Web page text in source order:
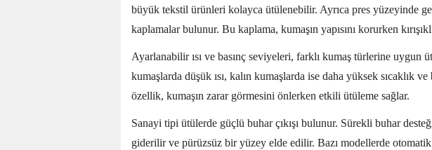
büyük tekstil ürünleri kolayca ütülenebilir. Ayrıca pres yüzeyinde
kaplamalar bulunur. Bu kaplama, kumaşın yapısını korurken
Ayarlanabilir ısı ve basınç seviyeleri, farklı kumaş türlerine uygun
kumaşlarda düşük ısı, kalın kumaşlarda ise daha yüksek sıcaklık
özellik, kumaşın zarar görmesini önlerken etkili ütüleme sağlar.
Sanayi tipi ütülerde güçlü buhar çıkışı bulunur. Sürekli buhar
giderilir ve pürüzsüz bir yüzey elde edilir. Bazı modellerde